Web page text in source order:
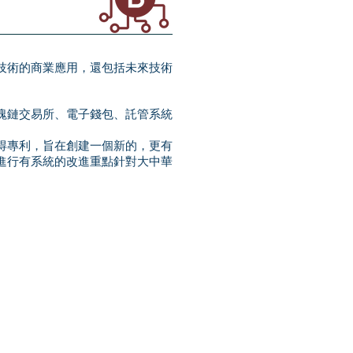
術的商業應用，還包括未來技術
鏈交易所、電子錢包、託管系統
專利，旨在創建一個新的，更有
行有系統的改進重點針對大中華